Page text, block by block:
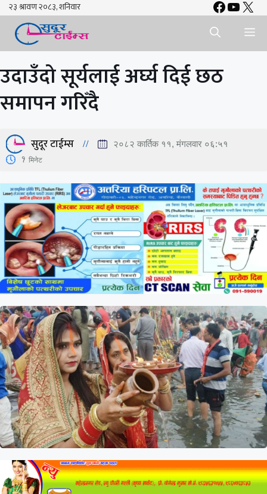
Skip
content
X
उदाउँदो सूर्यलाई अर्घ्य दिई छठ
समापन गरिँदै
सुदूर टाईम्स २०८२ कार्तिक ११, मंगलवार ०६:५१
1 मिनेट